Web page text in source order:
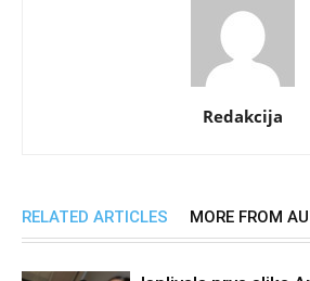
Redakcija
RELATED ARTICLES MORE FROM